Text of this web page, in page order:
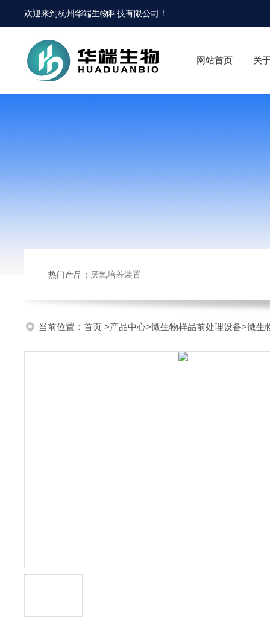
欢迎来到杭州华端生物科技有限公司 ！
网站首页 关
热门产品： 厌氧培养装置
当前位置： 首页 >产品中心>微生物样品前处理设备>微生